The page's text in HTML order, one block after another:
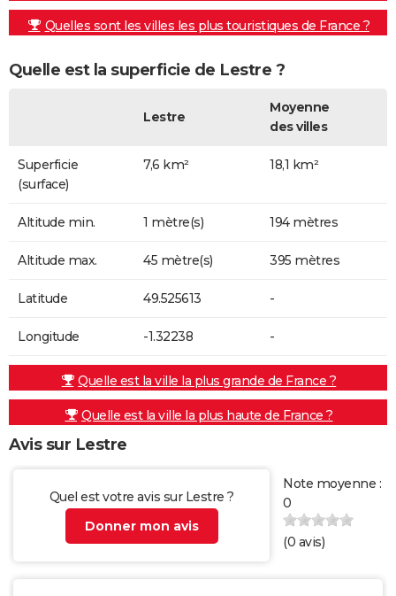
Quelles sont les villes les plus touristiques de France ?
Quelle est la superficie de Lestre ?
Lestre
Moyenne
des villes
Superficie
(surface)
7,6 km² 18,1 km²
Altitude min. 1 mètre(s) 194 mètres
Altitude max. 45 mètre(s) 395 mètres
Latitude 49.525613 -
Longitude -1.32238 -
Quelle est la ville la plus grande de France ?
Quelle est la ville la plus haute de France ?
Avis sur Lestre
Quel est votre avis sur Lestre ?
Donner mon avis
Note moyenne :
0
(0 avis)